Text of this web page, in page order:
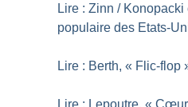
Lire : Zinn / Konopacki
populaire des Etats-
Lire : Berth, « Flic-flop
Lire : Lepoutre, « Cœur